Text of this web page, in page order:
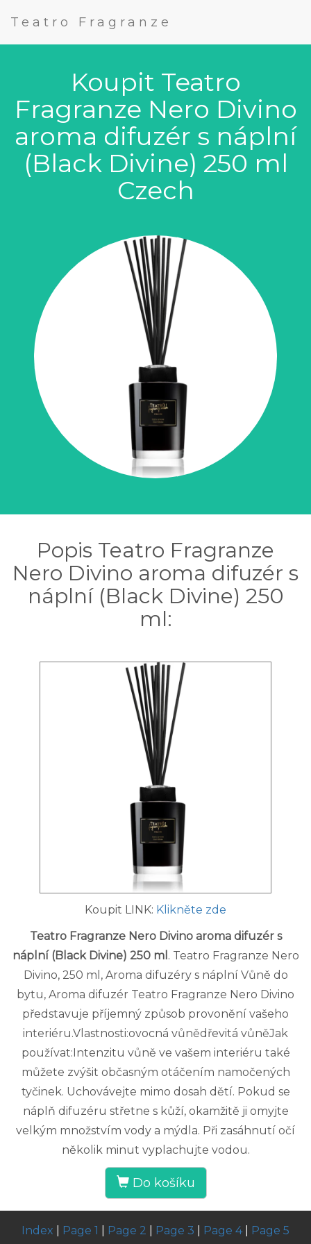
Teatro Fragranze
Koupit Teatro
Fragranze Nero Divino
aroma difuzér s náplní
(Black Divine) 250 ml
Czech
Popis Teatro Fragranze
Nero Divino aroma difuzér s
náplní (Black Divine) 250
ml:
Koupit LINK: Klikněte zde
Teatro Fragranze Nero Divino aroma difuzér s
náplní (Black Divine) 250 ml . Teatro Fragranze Nero
Divino, 250 ml, Aroma difuzéry s náplní Vůně do
bytu, Aroma difuzér Teatro Fragranze Nero Divino
představuje příjemný způsob provonění vašeho
interiéru.Vlastnosti:ovocná vůnědřevitá vůněJak
používat:Intenzitu vůně ve vašem interiéru také
můžete zvýšit občasným otáčením namočených
tyčinek. Uchovávejte mimo dosah dětí. Pokud se
náplň difuzéru střetne s kůží, okamžitě ji omyjte
velkým množstvím vody a mýdla. Při zasáhnutí očí
několik minut vyplachujte vodou.
Do košíku
Index Page 1 Page 2 Page 3 Page 4| Page 5